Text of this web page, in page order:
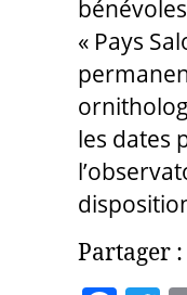
« Pays
les dates
Partager :